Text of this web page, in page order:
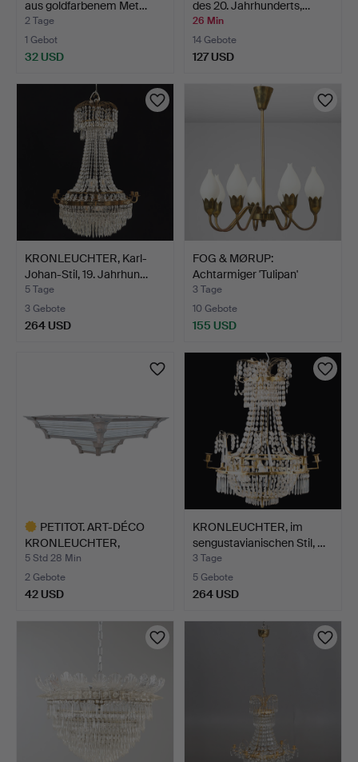
aus goldfarbenem Met…
2 Tage
1 Gebot
32 USD
des 20. Jahrhunderts,…
26 Min
14 Gebote
127 USD
KRONLEUCHTER, Karl-
Johan-Stil, 19. Jahrhun…
5 Tage
3 Gebote
264 USD
FOG & MØRUP:
Achtarmiger 'Tulipan'
Kronleu…
3 Tage
10 Gebote
155 USD
PETITOT. ART-DÉCO
KRONLEUCHTER,
GEFERTIGT …
5 Std 28 Min
2 Gebote
42 USD
KRONLEUCHTER, im
sengustavianischen Stil, …
3 Tage
5 Gebote
264 USD